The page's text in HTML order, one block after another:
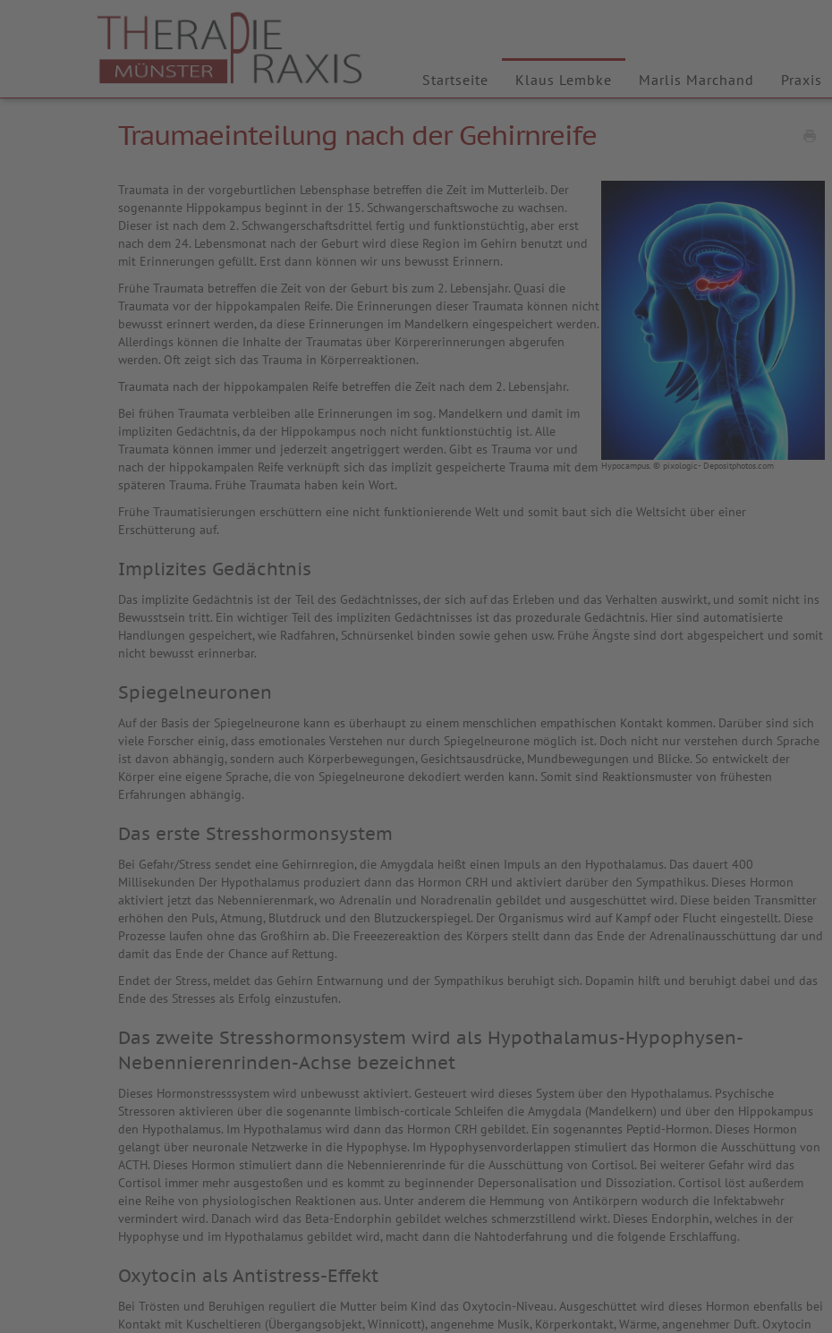
Startseite Klaus Lembke Marlis Marchand Praxis
Traumaeinteilung nach der Gehirnreife
Hypocampus. © pixologic- Depositphotos.com
Traumata in der vorgeburtlichen Lebensphase betreffen die Zeit im Mutterleib. Der
sogenannte Hippokampus beginnt in der 15. Schwangerschaftswoche zu wachsen.
Dieser ist nach dem 2. Schwangerschaftsdrittel fertig und funktionstüchtig, aber erst
nach dem 24. Lebensmonat nach der Geburt wird diese Region im Gehirn benutzt und
mit Erinnerungen gefüllt. Erst dann können wir uns bewusst Erinnern.
Frühe Traumata betreffen die Zeit von der Geburt bis zum 2. Lebensjahr. Quasi die
Traumata vor der hippokampalen Reife. Die Erinnerungen dieser Traumata können nicht
bewusst erinnert werden, da diese Erinnerungen im Mandelkern eingespeichert werden.
Allerdings können die Inhalte der Traumatas über Körpererinnerungen abgerufen
werden. Oft zeigt sich das Trauma in Körperreaktionen.
Traumata nach der hippokampalen Reife betreffen die Zeit nach dem 2. Lebensjahr.
Bei frühen Traumata verbleiben alle Erinnerungen im sog. Mandelkern und damit im
impliziten Gedächtnis, da der Hippokampus noch nicht funktionstüchtig ist. Alle
Traumata können immer und jederzeit angetriggert werden. Gibt es Trauma vor und
nach der hippokampalen Reife verknüpft sich das implizit gespeicherte Trauma mit dem
späteren Trauma. Frühe Traumata haben kein Wort.
Frühe Traumatisierungen erschüttern eine nicht funktionierende Welt und somit baut sich die Weltsicht über einer
Erschütterung auf.
Implizites Gedächtnis
Das implizite Gedächtnis ist der Teil des Gedächtnisses, der sich auf das Erleben und das Verhalten auswirkt, und somit nicht ins
Bewusstsein tritt. Ein wichtiger Teil des impliziten Gedächtnisses ist das prozedurale Gedächtnis. Hier sind automatisierte
Handlungen gespeichert, wie Radfahren, Schnürsenkel binden sowie gehen usw. Frühe Ängste sind dort abgespeichert und somit
nicht bewusst erinnerbar.
Spiegelneuronen
Auf der Basis der Spiegelneurone kann es überhaupt zu einem menschlichen empathischen Kontakt kommen. Darüber sind sich
viele Forscher einig, dass emotionales Verstehen nur durch Spiegelneurone möglich ist. Doch nicht nur verstehen durch Sprache
ist davon abhängig, sondern auch Körperbewegungen, Gesichtsausdrücke, Mundbewegungen und Blicke. So entwickelt der
Körper eine eigene Sprache, die von Spiegelneurone dekodiert werden kann. Somit sind Reaktionsmuster von frühesten
Erfahrungen abhängig.
Das erste Stresshormonsystem
Bei Gefahr/Stress sendet eine Gehirnregion, die Amygdala heißt einen Impuls an den Hypothalamus. Das dauert 400
Millisekunden Der Hypothalamus produziert dann das Hormon CRH und aktiviert darüber den Sympathikus. Dieses Hormon
aktiviert jetzt das Nebennierenmark, wo Adrenalin und Noradrenalin gebildet und ausgeschüttet wird. Diese beiden Transmitter
erhöhen den Puls, Atmung, Blutdruck und den Blutzuckerspiegel. Der Organismus wird auf Kampf oder Flucht eingestellt. Diese
Prozesse laufen ohne das Großhirn ab. Die Freeezereaktion des Körpers stellt dann das Ende der Adrenalinausschüttung dar und
damit das Ende der Chance auf Rettung.
Endet der Stress, meldet das Gehirn Entwarnung und der Sympathikus beruhigt sich. Dopamin hilft und beruhigt dabei und das
Ende des Stresses als Erfolg einzustufen.
Das zweite Stresshormonsystem wird als Hypothalamus-Hypophysen-
Nebennierenrinden-Achse bezeichnet
Dieses Hormonstresssystem wird unbewusst aktiviert. Gesteuert wird dieses System über den Hypothalamus. Psychische
Stressoren aktivieren über die sogenannte limbisch-corticale Schleifen die Amygdala (Mandelkern) und über den Hippokampus
den Hypothalamus. Im Hypothalamus wird dann das Hormon CRH gebildet. Ein sogenanntes Peptid-Hormon. Dieses Hormon
gelangt über neuronale Netzwerke in die Hypophyse. Im Hypophysenvorderlappen stimuliert das Hormon die Ausschüttung von
ACTH. Dieses Hormon stimuliert dann die Nebennierenrinde für die Ausschüttung von Cortisol. Bei weiterer Gefahr wird das
Cortisol immer mehr ausgestoßen und es kommt zu beginnender Depersonalisation und Dissoziation. Cortisol löst außerdem
eine Reihe von physiologischen Reaktionen aus. Unter anderem die Hemmung von Antikörpern wodurch die Infektabwehr
vermindert wird. Danach wird das Beta-Endorphin gebildet welches schmerzstillend wirkt. Dieses Endorphin, welches in der
Hypophyse und im Hypothalamus gebildet wird, macht dann die Nahtoderfahrung und die folgende Erschlaffung.
Oxytocin als Antistress-Effekt
Bei Trösten und Beruhigen reguliert die Mutter beim Kind das Oxytocin-Niveau. Ausgeschüttet wird dieses Hormon ebenfalls bei
Kontakt mit Kuscheltieren (Übergangsobjekt, Winnicott), angenehme Musik, Körperkontakt, Wärme, angenehmer Duft. Oxytocin